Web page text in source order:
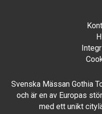
Svenska Mässan Gothia
och är en av Europas
med ett unikt